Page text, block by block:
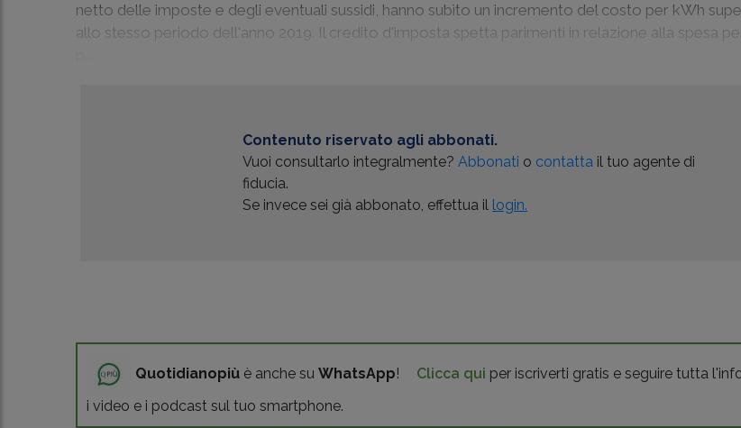
netto delle imposte e degli eventuali sussidi, hanno subìto un incremento del costo per kWh
allo stesso periodo dell'anno 2019. Il credito d'imposta spetta parimenti in relazione alla spesa
Contenuto riservato agli abbonati.
Vuoi consultarlo integralmente?Abbonati o contatta il tuo agente di
fiducia.
Se invece sei già abbonato, effettua il login.
Quotidianopiù è anche suWhatsApp! Clicca qui per iscriverti gratis e seguire tutta
i video e i podcast sul tuo smartphone.